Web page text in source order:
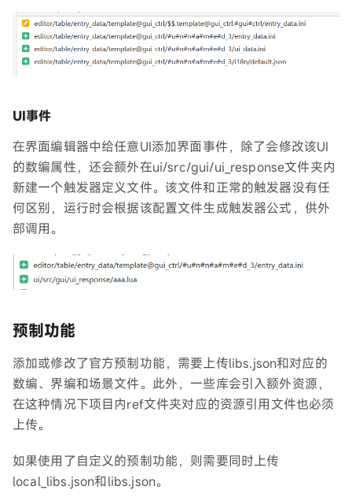
UI事件
在界面编辑器中给任意UI添加界面事件，除了会修改该UI
的数编属性，还会额外在ui/src/gui/ui_response文件夹内
新建一个触发器定义文件。该文件和正常的触发器没有任
何区别，运行时会根据该配置文件生成触发器公式，供外
部调用。
预制功能
添加或修改了官方预制功能，需要上传libs.json和对应的
数编、界编和场景文件。此外，一些库会引入额外资源，
在这种情况下项目内ref文件夹对应的资源引用文件也必须
上传。
如果使用了自定义的预制功能，则需要同时上传
local_libs.json和libs.json。